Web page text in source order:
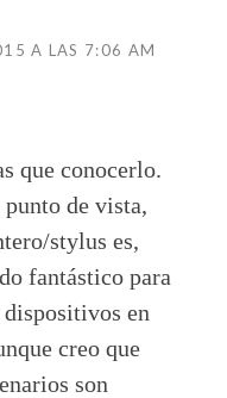
A LAS 7:06 AM
que conocerlo.
de vista,
stylus es,
fantástico para
en
creo que
son